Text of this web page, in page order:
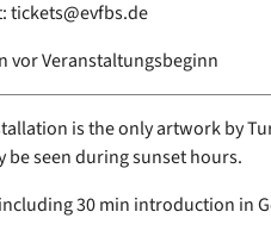
tickets@evfbs.de
vor Veranstaltungsbeginn
is the only artwork by
be seen during sunset hours.
30 min introduction in